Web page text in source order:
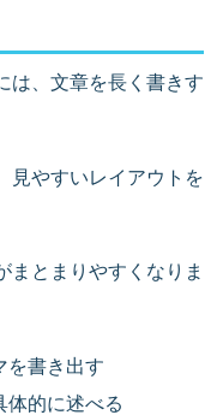
は、文章を長く書きす
見やすいレイアウトを
まとまりやすくなりま
を書き出す
体的に述べる